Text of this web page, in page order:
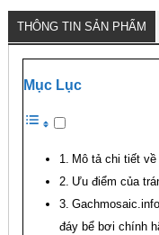
THÔNG TIN SẢN PHẨM
Mục Lục
Mô tả chi tiết
Ưu điểm của
đáy bể bơi chính